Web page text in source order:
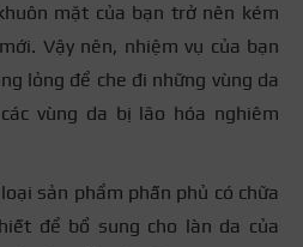
mặt của bạn trở nên kém
Vậy nên, nhiệm vụ của bạn
lỏng để che đi những vùng da
vùng da bị lão hóa nghiêm
sản phẩm phấn phủ có chữa
để bổ sung cho làn da của